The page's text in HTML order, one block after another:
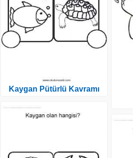
Kaygan Pütürlü Kavramı